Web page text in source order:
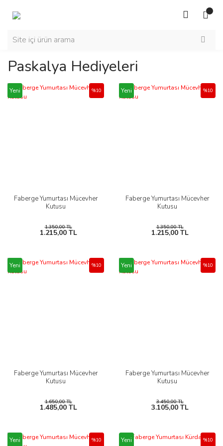
Paskalya Hediyeleri
Yeni
Faberge Yumurtası Mücevher
Kutusu
%10
1.350,00 TL
1.215,00 TL
Yeni
Faberge Yumurtası Mücevher
Kutusu
%10
1.350,00 TL
1.215,00 TL
Yeni
Faberge Yumurtası Mücevher
Kutusu
%10
1.650,00 TL
1.485,00 TL
Yeni
Faberge Yumurtası Mücevher
Kutusu
%10
3.450,00 TL
3.105,00 TL
Yeni %10 Yeni %10